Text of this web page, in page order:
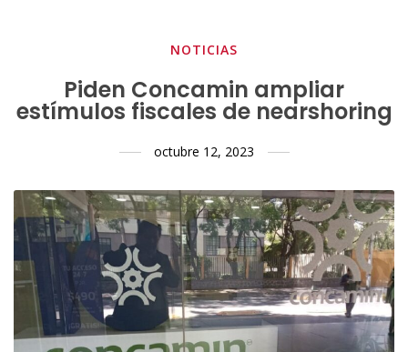
NOTICIAS
Piden Concamin ampliar
estímulos fiscales de nearshoring
octubre 12, 2023